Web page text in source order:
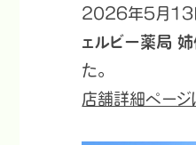
2026年5月13
ェルビー薬局 姉
た。
店舗詳細ページ